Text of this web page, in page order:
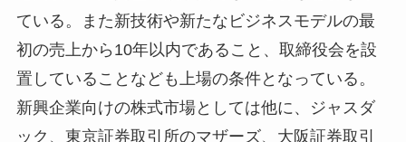
ている。また新技術や新たなビジネスモデルの最
初の売上から10年以内であること、取締役会を設
置していることなども上場の条件となっている。
新興企業向けの株式市場としては他に、ジャスダ
ック、東京証券取引所のマザーズ、大阪証券取引